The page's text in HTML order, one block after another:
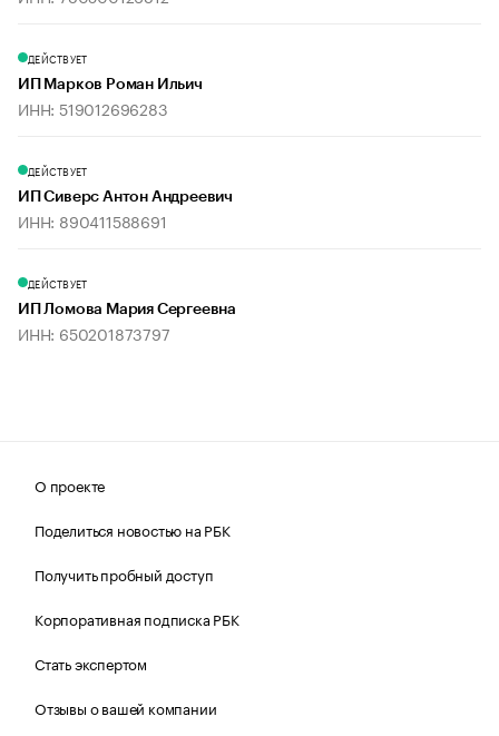
ДЕЙСТВУЕТ
ИП Марков Роман Ильич
ИНН: 519012696283
ДЕЙСТВУЕТ
ИП Сиверс Антон Андреевич
ИНН: 890411588691
ДЕЙСТВУЕТ
ИП Ломова Мария Сергеевна
ИНН: 650201873797
О проекте
Поделиться новостью на РБК
Получить пробный доступ
Корпоративная подписка РБК
Стать экспертом
Отзывы о вашей компании